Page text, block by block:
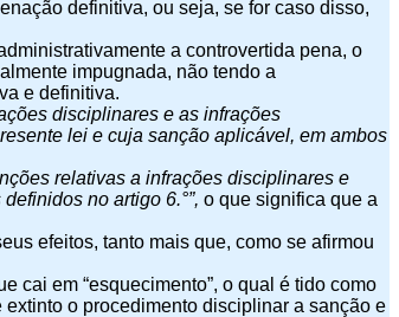
definitiva, ou seja, se for caso disso,
a controvertida pena, o
impugnada, não tendo a
e definitiva.
disciplinares e as infrações
lei e cuja sanção aplicável, em ambos
relativas a infrações disciplinares e
no artigo 6.°”, o que significa que a
efeitos, tanto mais que, como se afirmou
cai em “esquecimento”, o qual é tido como
o procedimento disciplinar a sanção e